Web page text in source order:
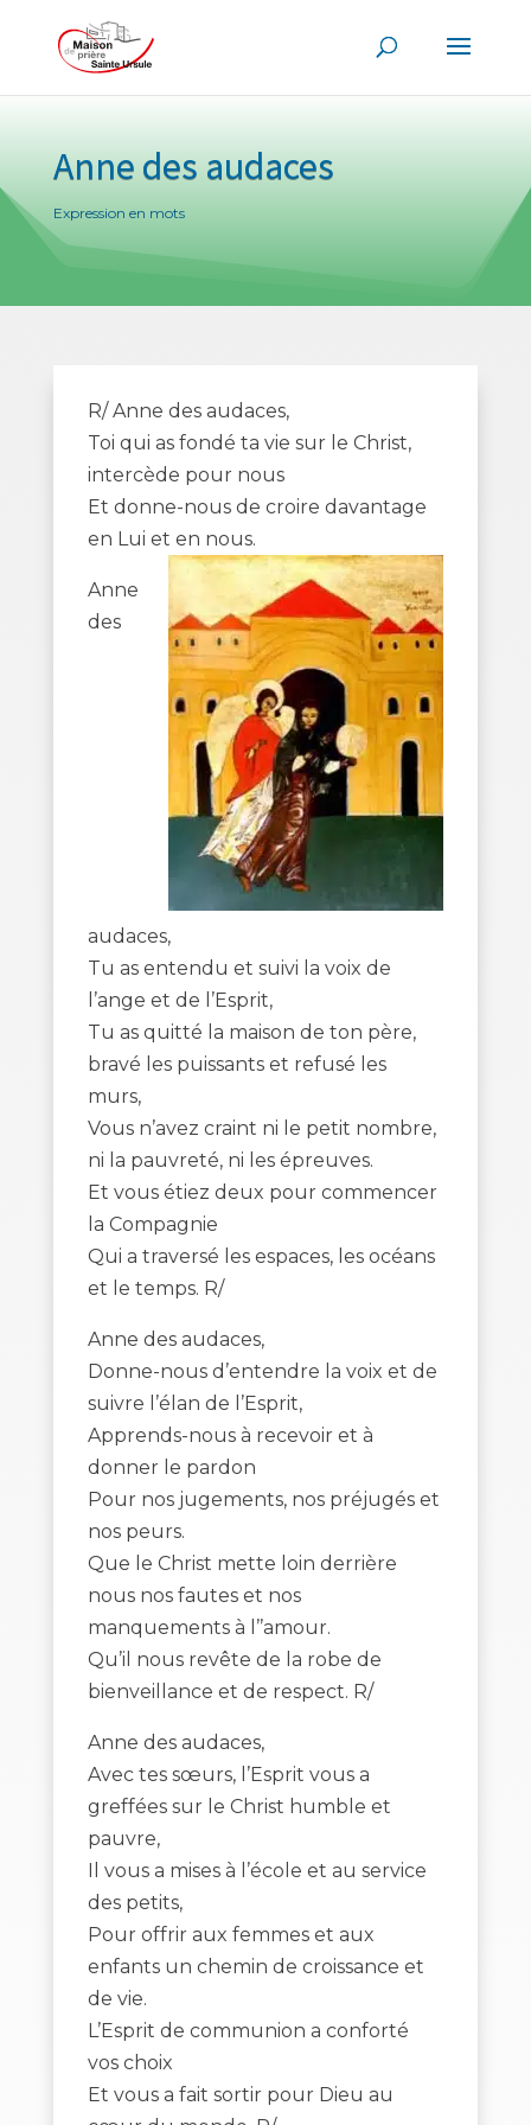
Anne des audaces
Expression en mots
R/ Anne des audaces,
Toi qui as fondé ta vie sur le Christ,
intercède pour nous
Et donne-nous de croire davantage
en Lui et en nous.
Anne
des
audaces,
Tu as entendu et suivi la voix de
l’ange et de l’Esprit,
Tu as quitté la maison de ton père,
bravé les puissants et refusé les
murs,
Vous n’avez craint ni le petit nombre,
ni la pauvreté, ni les épreuves.
Et vous étiez deux pour commencer
la Compagnie
Qui a traversé les espaces, les océans
et le temps. R/
Anne des audaces,
Donne-nous d’entendre la voix et de
suivre l’élan de l’Esprit,
Apprends-nous à recevoir et à
donner le pardon
Pour nos jugements, nos préjugés et
nos peurs.
Que le Christ mette loin derrière
nous nos fautes et nos
manquements à l’’amour.
Qu’il nous revête de la robe de
bienveillance et de respect. R/
Anne des audaces,
Avec tes sœurs, l’Esprit vous a
greffées sur le Christ humble et
pauvre,
Il vous a mises à l’école et au service
des petits,
Pour offrir aux femmes et aux
enfants un chemin de croissance et
de vie.
L’Esprit de communion a conforté
vos choix
Et vous a fait sortir pour Dieu au